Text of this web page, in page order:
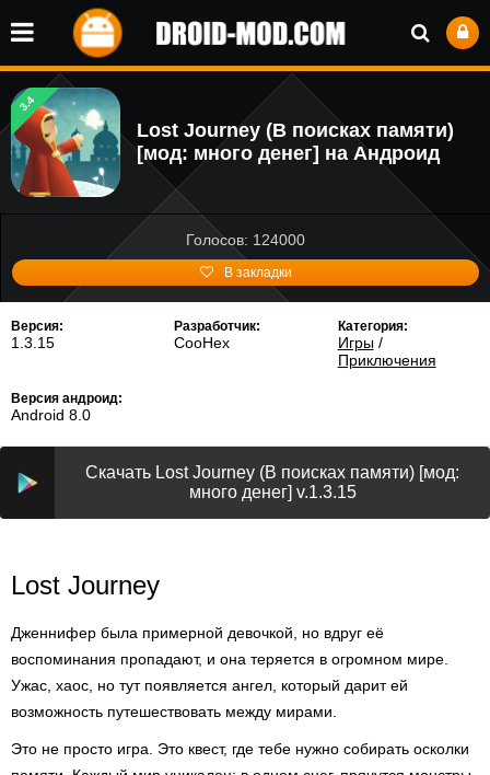
3.4
Lost Journey (В поисках памяти)
[мод: много денег] на Андроид
Голосов: 124000
В закладки
Версия:
1.3.15
Разработчик:
CooHex
Категория:
Игры/
Приключения
Версия андроид:
Android 8.0
Скачать Lost Journey (В поисках памяти) [мод:
много денег] v.1.3.15
Lost Journey
Дженнифер была примерной девочкой, но вдруг её
воспоминания пропадают, и она теряется в огромном мире.
Ужас, хаос, но тут появляется ангел, который дарит ей
возможность путешествовать между мирами.
Это не просто игра. Это квест, где тебе нужно собирать осколки